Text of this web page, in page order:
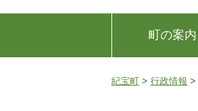
町の案内
紀宝町 > 行政情報 >